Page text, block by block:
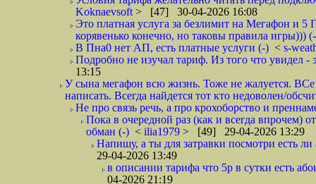
Koknaevsoft > [47] 30-04-2026 16:08
Это платная услуга за безлимит на Мегафон и
корявенько конечно, но таковы правила игры)))
В Пна0 нет АП, есть платные услуги (-) < s-
Подробно не изучал тариф. Из того что увидел -
13:15
У сына мегафон всю жизнь. Тоже не жалуется.
написать. Всегда найдется тот кто недоволен/
Не про связь речь, а про крохоборство и
Пока в очередной раз (как и всегда впрочем)
обман (-) < ilia1979 > [49] 29-04-2026 13:29
Напишу, а ты для затравки посмотри есть
29-04-2026 13:49
в описании тарифа что 5р в сутки есть
04-2026 21:19